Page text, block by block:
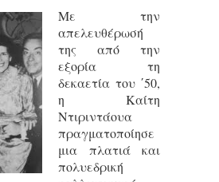
Με την
απελευθέρωσή
της από την
εξορία τη
δεκαετία του ΄50,
η Καίτη
Ντιριντάουα
πραγματοποίησε
μια πλατιά και
πολυεδρική